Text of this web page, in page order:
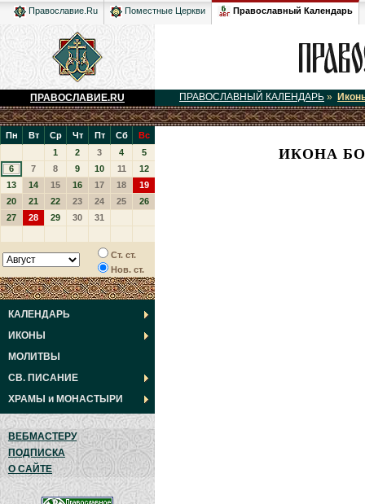
Православие.Ru Поместные Церкви Православный Календарь
ПРАВОСЛАВИЕ.RU ПРАВОСЛАВНЫЙ КАЛЕНДАРЬ »
Пн Вт Ср Чт Пт Сб
Вс
1
2 3 4
5
6
7 8 9 10 11
12
13
14 15 16 17 18
19
20
21 22 23 24 25
26
27
28 29 30 31
Ст. ст.
Нов. ст.
КАЛЕНДАРЬ
ИКОНЫ
МОЛИТВЫ
СВ. ПИСАНИЕ
ХРАМЫ и МОНАСТЫРИ
ВЕБМАСТЕРУ
ПОДПИСКА
О САЙТЕ
ИКОНА